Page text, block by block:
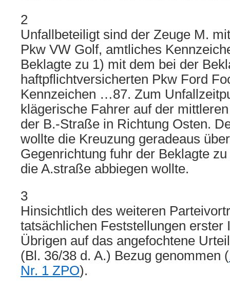
2
Unfallbeteiligt sind der Zeuge M.
Pkw VW Golf, amtliches
Beklagte zu 1) mit dem bei der
haftpflichtversicherten Pkw Ford
Kennzeichen …87. Zum
klägerische Fahrer auf der
der B.-Straße in Richtung Osten.
wollte die Kreuzung geradeaus
Gegenrichtung fuhr der Beklagte
die A.straße abbiegen wollte.
3
Hinsichtlich des weiteren
tatsächlichen Feststellungen erster
Übrigen auf das angefochtene
(Bl. 36/38 d. A.) Bezug genommen (
Nr. 1 ZPO).